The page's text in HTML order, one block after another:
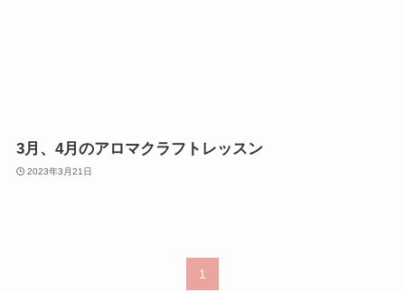
3月、4月のアロマクラフトレッスン
2023年3月21日
1